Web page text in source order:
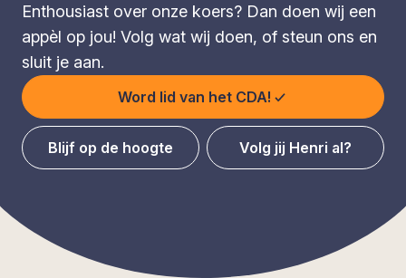
Enthousiast over onze koers? Dan doen wij een
appèl op jou! Volg wat wij doen, of steun ons en
sluit je aan.
Word lid van het CDA!
Blijf op de hoogte Volg jij Henri al?